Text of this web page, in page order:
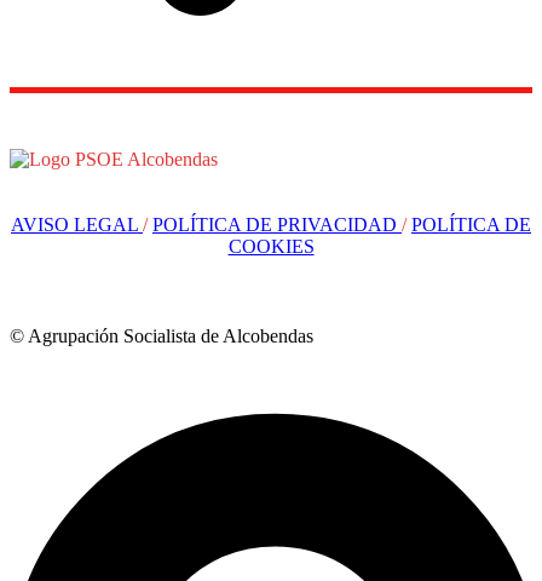
AVISO LEGAL /POLÍTICA DE PRIVACIDAD /POLÍTICA DE
COOKIES
© Agrupación Socialista de Alcobendas